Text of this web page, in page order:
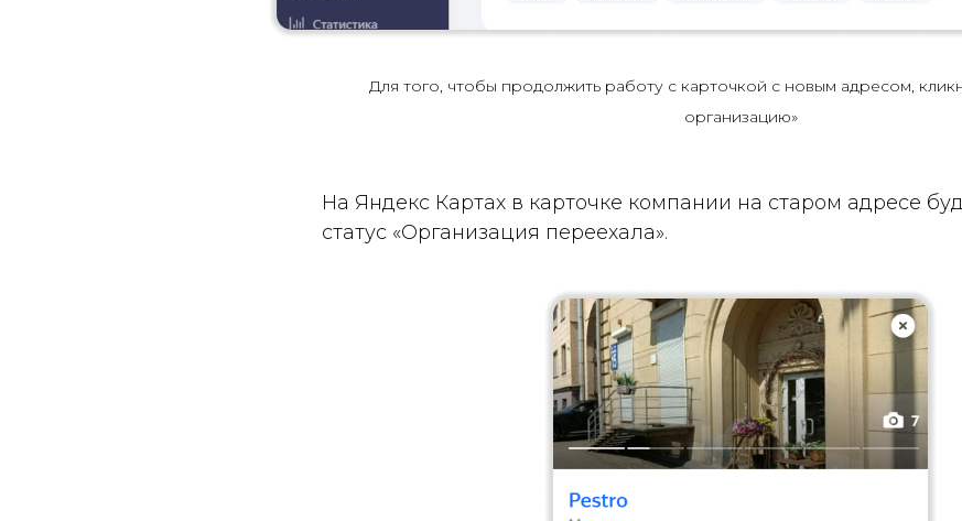
Для того, чтобы продолжить работу с карточкой с новым адресом,
организацию»
На Яндекс Картах в карточке компании на старом адресе
статус «Организация переехала».